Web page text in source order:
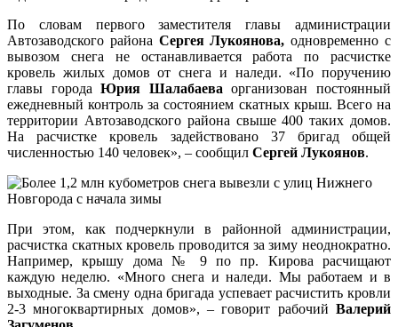
По словам первого заместителя главы администрации
Автозаводского района Сергея Лукоянова,одновременно с
вывозом снега не останавливается работа по расчистке
кровель жилых домов от снега и наледи. «По поручению
главы городаЮрия Шалабаеваорганизован постоянный
ежедневный контроль за состоянием скатных крыш. Всего на
территории Автозаводского района свыше 400 таких домов.
На расчистке кровель задействовано 37 бригад общей
численностью 140 человек», – сообщил Сергей Лукоянов.
При этом, как подчеркнули в районной администрации,
расчистка скатных кровель проводится за зиму неоднократно.
Например, крышу дома № 9 по пр. Кирова расчищают
каждую неделю. «Много снега и наледи. Мы работаем и в
выходные. За смену одна бригада успевает расчистить кровли
2-3 многоквартирных домов», – говорит рабочий Валерий